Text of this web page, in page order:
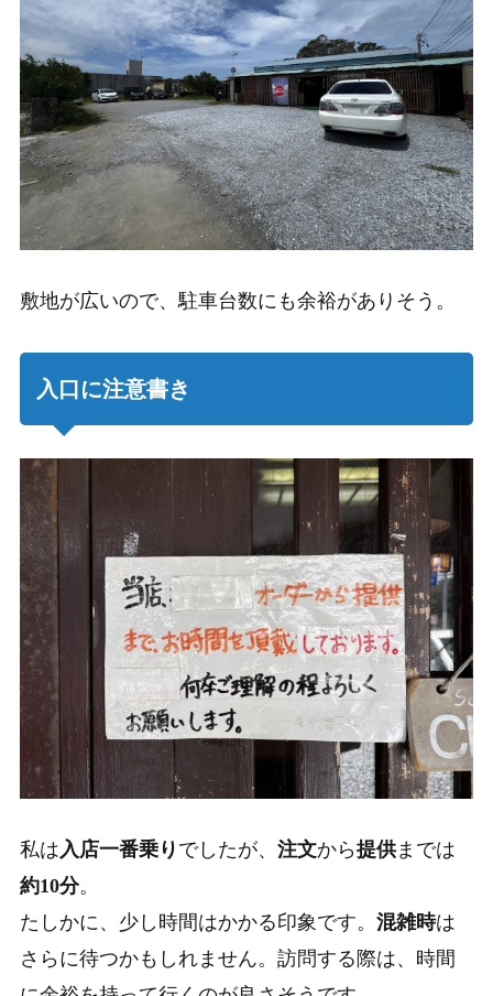
敷地が広いので、駐車台数にも余裕がありそう。
入口に注意書き
私は 入店一番乗り でしたが、 注文から提供までは
約10分。
たしかに、少し時間はかかる印象です。 混雑時は
さらに待つかもしれません。訪問する際は、時間